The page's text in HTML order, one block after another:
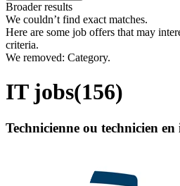
Broader results
We couldn’t find exact matches.
Here are some job offers that may
criteria.
We removed: Category.
IT jobs(156)
Technicienne ou technicien